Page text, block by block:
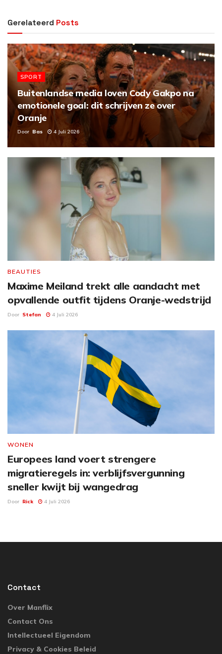
Gerelateerd Posts
SPORT
Buitenlandse media loven Cody Gakpo na
emotionele goal: dit schrijven ze over
Oranje
Door Bas 4 Juli 2026
BEAUTIES
Maxime Meiland trekt alle aandacht met
opvallende outfit tijdens Oranje-wedstrijd
Door Stefan 4 Juli 2026
WONEN
Europees land voert strengere
migratieregels in: verblijfsvergunning
sneller kwijt bij wangedrag
Door Rick 4 Juli 2026
Contact
Over Manflix
Contact Ons
Intellectueel Eigendom
Privacy & Cookies Beleid